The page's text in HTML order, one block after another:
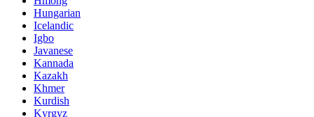
Hungarian
Icelandic
Igbo
Javanese
Kannada
Kazakh
Khmer
Kurdish
Kyrgyz